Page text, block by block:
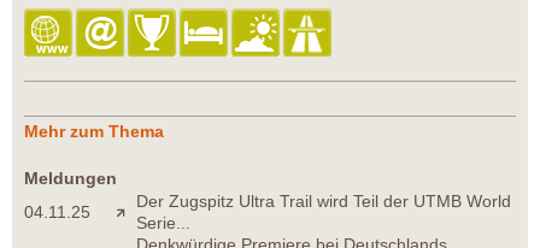
Mehr zum Thema
Meldungen
04.11.25
Der Zugspitz Ultra Trail wird Teil der UTMB World
Serie...